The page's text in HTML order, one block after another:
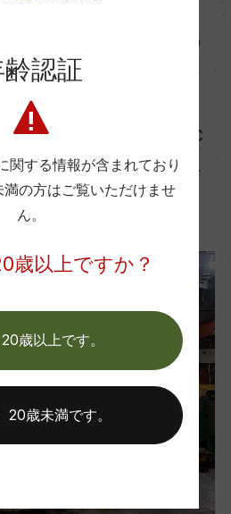
りつきません。外はしっ
やわらかい「外硬内軟」の
整えられた米の感触は、普
でした。
を、放冷機を通して40℃
た米はすぐさま次の工程へ
認証
関する情報が含まれており
の方はご覧いただけませ
ん。
歳以上ですか？
歳以上です。
20歳未満です。